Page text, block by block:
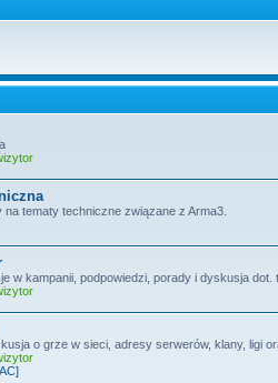
na tematy techniczne związane z Arma3.
w kampanii, podpowiedzi, porady i dyskusja dot.
o grze w sieci, adresy serwerów, klany, ligi